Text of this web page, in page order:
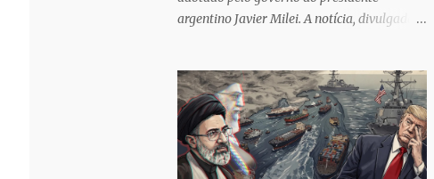
sobre Desenvolvimento Sustentável destaca
para acelerar o progresso. “O elemento
chave é a coordenação: Parcerias entre
governos, sociedade civil, academia, setor
privado e outros stakeholders.” ...
argentino Javier Milei. A notícia, divulgada
olhos as medidas implementadas pela
administração atual, que têm como foco a
austeridade fiscal e a desregulamentação.
Apoio do FMI e Reações Internas A
aprovação do FMI pode ser interpretada